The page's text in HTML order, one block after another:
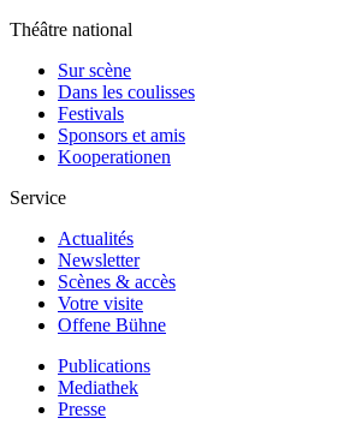
Théâtre national
Sur scène
Dans les coulisses
Festivals
Sponsors et amis
Kooperationen
Service
Actualités
Newsletter
Scènes & accès
Votre visite
Offene Bühne
Publications
Mediathek
Presse